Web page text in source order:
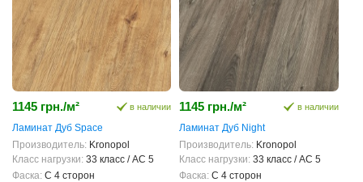
1145 грн./м² в наличии
Ламинат Дуб Space
Производитель: Kronopol
Класс нагрузки: 33 класс / AC 5
Фаска: С 4 сторон
1145 грн./м² в наличии
Ламинат Дуб Night
Производитель: Kronopol
Класс нагрузки: 33 класс / AC 5
Фаска: С 4 сторон